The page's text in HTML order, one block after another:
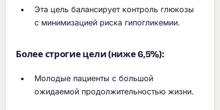
Эта цель балансирует контроль глюкозы
с минимизацией риска гипогликемии.
Более строгие цели (ниже 6,5%):
Молодые пациенты с большой
ожидаемой продолжительностью жизни.